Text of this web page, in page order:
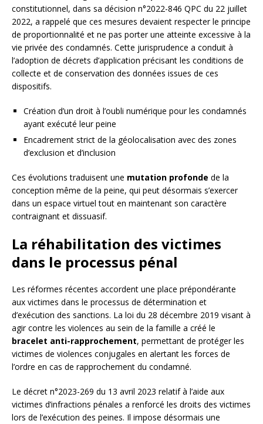
constitutionnel, dans sa décision n°2022-846 QPC du 22 juillet
2022, a rappelé que ces mesures devaient respecter le principe
de proportionnalité et ne pas porter une atteinte excessive à la
vie privée des condamnés. Cette jurisprudence a conduit à
l’adoption de décrets d’application précisant les conditions de
collecte et de conservation des données issues de ces
dispositifs.
Création d’un droit à l’oubli numérique pour les condamnés
ayant exécuté leur peine
Encadrement strict de la géolocalisation avec des zones
d’exclusion et d’inclusion
Ces évolutions traduisent une mutation profonde de la
conception même de la peine, qui peut désormais s’exercer
dans un espace virtuel tout en maintenant son caractère
contraignant et dissuasif.
La réhabilitation des victimes
dans le processus pénal
Les réformes récentes accordent une place prépondérante
aux victimes dans le processus de détermination et
d’exécution des sanctions. La loi du 28 décembre 2019 visant à
agir contre les violences au sein de la famille a créé le
bracelet anti-rapprochement, permettant de protéger les
victimes de violences conjugales en alertant les forces de
l’ordre en cas de rapprochement du condamné.
Le décret n°2023-269 du 13 avril 2023 relatif à l’aide aux
victimes d’infractions pénales a renforcé les droits des victimes
lors de l’exécution des peines. Il impose désormais une